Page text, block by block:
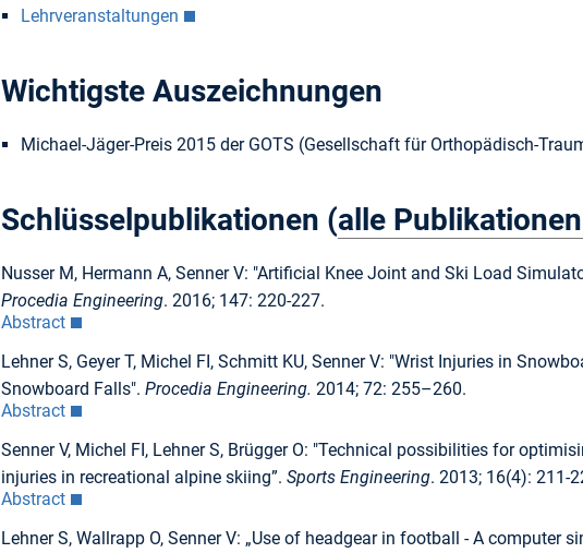
Lehrveranstaltungen
Wichtigste Auszeichnungen
Michael-Jäger-Preis 2015 der GOTS (Gesellschaft für Orthopädisch-
Schlüsselpublikationen (alle Publikationen
Nusser M, Hermann A, Senner V: "Artificial Knee Joint and Ski Load
Procedia Engineering. 2016; 147: 220-227.
Abstract
Lehner S, Geyer T, Michel FI, Schmitt KU, Senner V: "Wrist Injuries in
Snowboard Falls". Procedia Engineering. 2014; 72: 255–260.
Abstract
Senner V, Michel FI, Lehner S, Brügger O: "Technical possibilities for
injuries in recreational alpine skiing”. Sports Engineering. 2013; 16(4): 211-
Abstract
Lehner S, Wallrapp O, Senner V: „Use of headgear in football - A computer